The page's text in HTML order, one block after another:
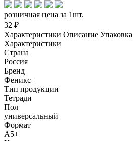
розничная цена за 1шт.
32 ₽
Характеристики Описание Упаковка
Характеристики
Страна
Россия
Бренд
Феникс+
Тип продукции
Тетради
Пол
универсальный
Формат
А5+